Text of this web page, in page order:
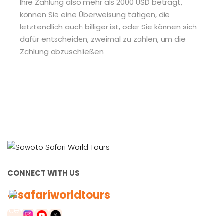
Ihre Zahlung also mehr als 2000 USD beträgt,
können Sie eine Überweisung tätigen, die
letztendlich auch billiger ist, oder Sie können sich
dafür entscheiden, zweimal zu zahlen, um die
Zahlung abzuschließen
CONNECT WITH US
#safariworldtours